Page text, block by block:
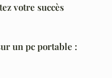
votre succès
un pc portable :